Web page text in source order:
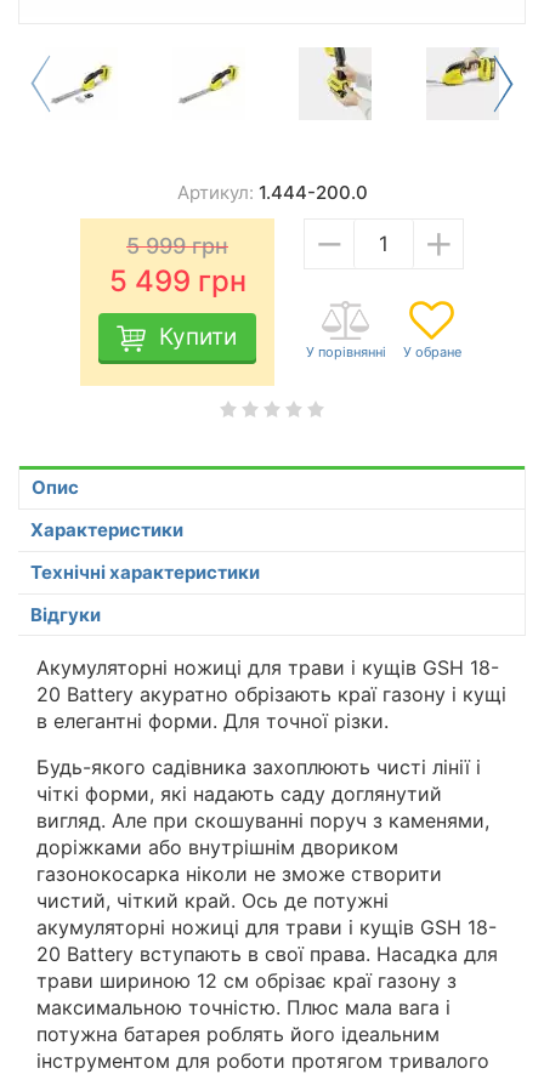
Артикул: 1.444-200.0
5 999грн
5 499 грн
Купити
− +
Опис
Характеристики
Технічні характеристики
Відгуки
Акумуляторні ножиці для трави і кущів GSH 18-
20 Battery акуратно обрізають краї газону і кущі
в елегантні форми. Для точної різки.
Будь-якого садівника захоплюють чисті лінії і
чіткі форми, які надають саду доглянутий
вигляд. Але при скошуванні поруч з каменями,
доріжками або внутрішнім двориком
газонокосарка ніколи не зможе створити
чистий, чіткий край. Ось де потужні
акумуляторні ножиці для трави і кущів GSH 18-
20 Battery вступають в свої права. Насадка для
трави шириною 12 см обрізає краї газону з
максимальною точністю. Плюс мала вага і
потужна батарея роблять його ідеальним
інструментом для роботи протягом тривалого